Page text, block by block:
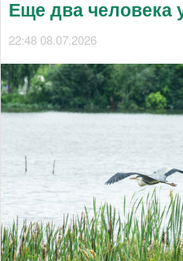
Еще два человека
22:48 08.07.2026